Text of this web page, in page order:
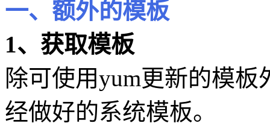
一、额外的模板
1、获取模板
除可使用yum更新的模
经做好的系统模板。